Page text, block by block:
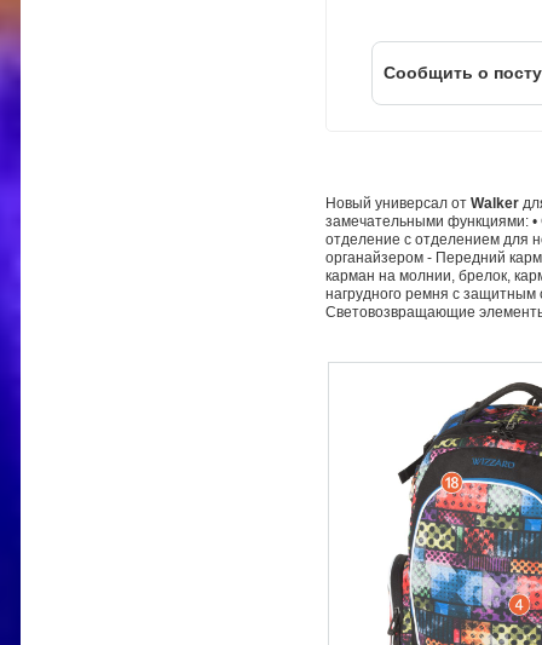
Cообщить о
Новый универсал от Walker
замечательными функциями:
отделение с отделением для
органайзером - Передний
карман на молнии, брелок,
нагрудного ремня с
Световозвращающие